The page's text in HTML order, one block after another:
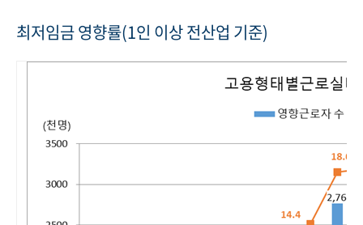
최저임금 영향률(1인 이상 전산업 기준)